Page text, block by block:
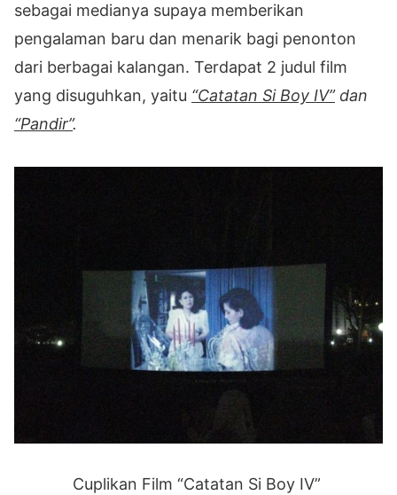
sebagai medianya supaya memberikan
pengalaman baru dan menarik bagi penonton
dari berbagai kalangan. Terdapat 2 judul film
yang disuguhkan, yaitu “Catatan Si Boy IV”dan
“Pandir”.
Cuplikan Film “Catatan Si Boy IV”